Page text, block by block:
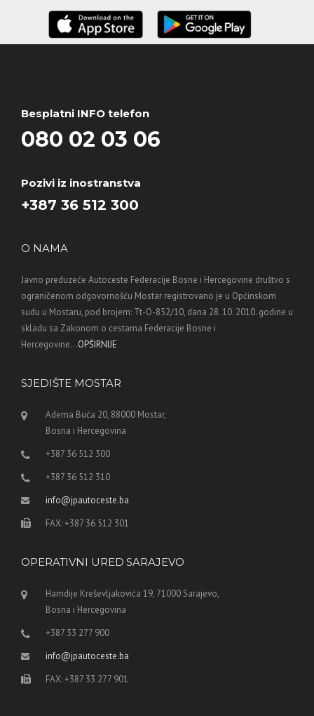
Besplatni INFO telefon
080 02 03 06
Pozivi iz inostranstva
+387 36 512 300
O NAMA
Javno preduzeće Autoceste Federacije Bosne i Hercegovine društvo s
ograničenom odgovornošću Mostar registrovano je u Općinskom
sudu u Mostaru, pod brojem: Tt-O-852/10, dana 28. 10. 2010. godine u
skladu sa Zakonom o cestama Federacije Bosne i
Hercegovine...OPŠIRNIJE
SJEDIŠTE MOSTAR
Adema Buća 20, 88000 Mostar,
Bosna i Hercegovina
+387 36 512 300
+387 36 512 310
info@jpautoceste.ba
FAX: +387 36 512 301
OPERATIVNI URED SARAJEVO
Hamdije Kreševljakovića 19, 71000 Sarajevo,
Bosna i Hercegovina
+387 33 277 900
info@jpautoceste.ba
FAX: +387 33 277 901